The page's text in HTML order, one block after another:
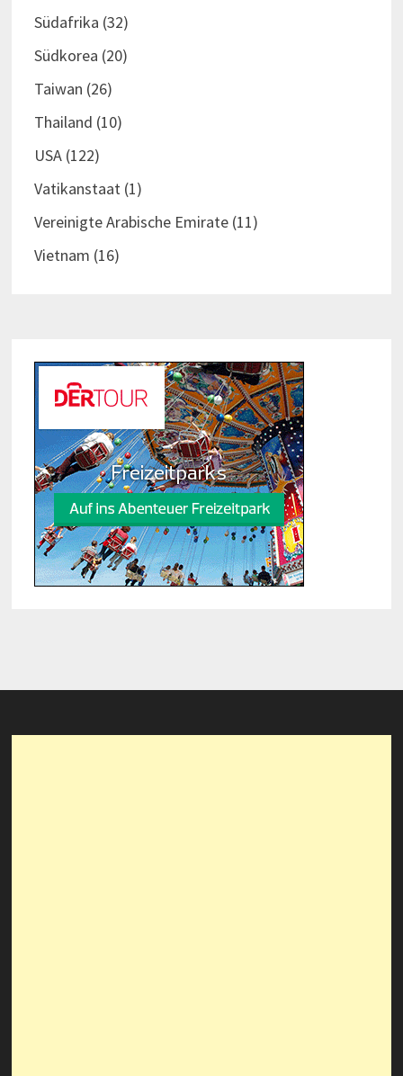
Südafrika (32)
Südkorea (20)
Taiwan (26)
Thailand (10)
USA(122)
Vatikanstaat (1)
Vereinigte Arabische Emirate(11)
Vietnam (16)